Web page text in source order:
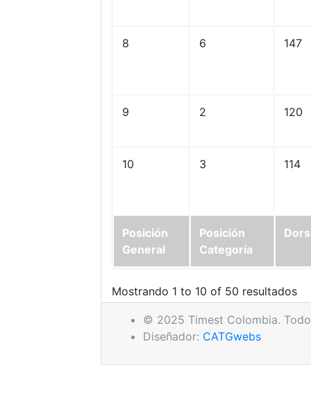
Posición
General
Posición
Categoría
8 6 147
9 2 120
10 3 114
Mostrando 1 to 10 of 50 resultados
© 2025 Timest Colombia.
Diseñador: CATGwebs